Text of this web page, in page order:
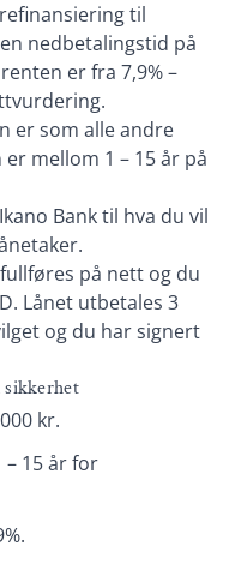
til
nedbetalingstid på
er fra 7,9% –
er som alle andre
mellom 1 – 15 år på
Bank til hva du vil
på nett og du
Lånet utbetales 3
og du har signert
kr.
– 15 år for